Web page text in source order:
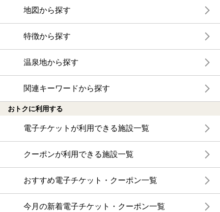
地図から探す
特徴から探す
温泉地から探す
関連キーワードから探す
おトクに利用する
電子チケットが利用できる施設一覧
クーポンが利用できる施設一覧
おすすめ電子チケット・クーポン一覧
今月の新着電子チケット・クーポン一覧